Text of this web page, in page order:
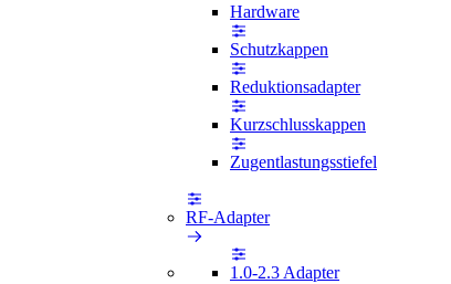
Hardware
Schutzkappen
Reduktionsadapter
Kurzschlusskappen
Zugentlastungsstiefel
RF-Adapter
1.0-2.3 Adapter